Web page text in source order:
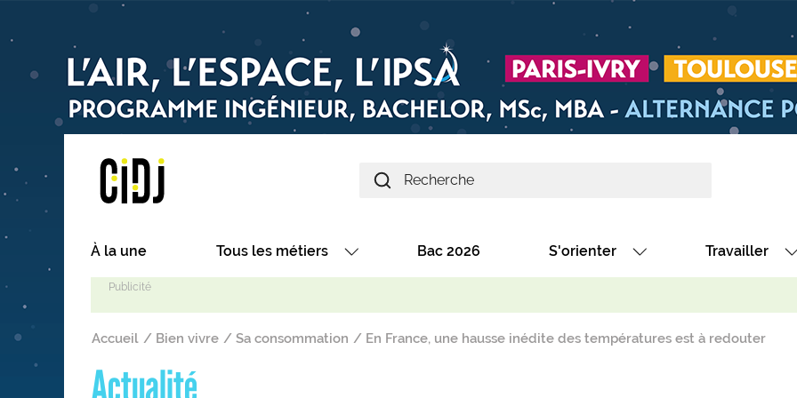
Main navigation
À la une Tous les métiers Bac 2026 S'orienter Travailler
Fil d'Ariane
Accueil Bien vivre Sa consommation En France, une hausse inédite des températures est à redouter
Actualité